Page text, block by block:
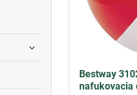
správnou
Bestway
nafukovacia